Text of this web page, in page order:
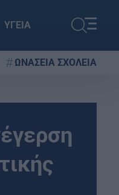
ΥΓΕΙΑ
ΩΝΑΣΕΙΑ ΣΧΟΛΕΙΑ